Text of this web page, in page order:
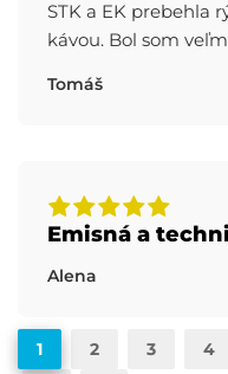
STK a EK prebehla
kávou. Bol som
Tomáš
Emisná a
Alena
1 2 3 4